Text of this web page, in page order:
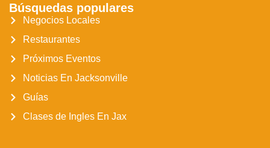
Búsquedas populares
Negocios Locales
Restaurantes
Próximos Eventos
Noticias En Jacksonville
Guías
Clases de Ingles En Jax